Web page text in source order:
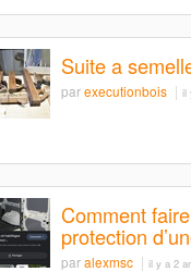
Suite a
parexecutionbois il
Comment
protection
paralexmsc il y a 2